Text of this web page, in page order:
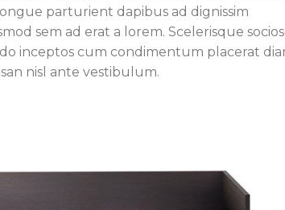
parturient dapibus ad dignissim
sem ad erat a lorem. Scelerisque
inceptos cum condimentum placerat
nisl ante vestibulum.